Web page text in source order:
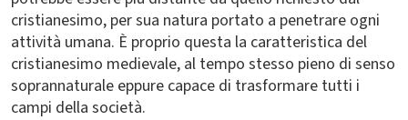
cristianesimo, per sua natura portato a penetrare ogni
attività umana. È proprio questa la caratteristica del
cristianesimo medievale, al tempo stesso pieno di senso
soprannaturale eppure capace di trasformare tutti i
campi della società.